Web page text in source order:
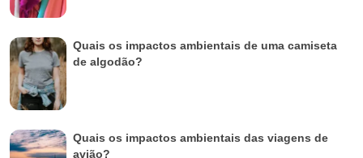
Quais os impactos ambientais de uma camiseta
de algodão?
Quais os impactos ambientais das viagens de
avião?